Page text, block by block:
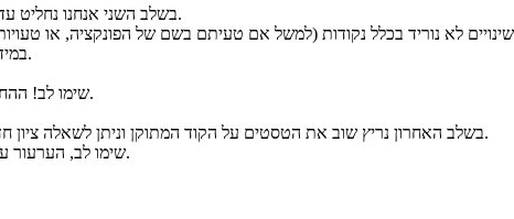
בשלב השני אנחנו נחליט עד כמה השינויים בערעור הם מהותיים ונחליט כמה נקודות להוריד עליהם.
במידה שנחליט שהשינויים הם רבים ו/או משמעותיים, לא נקבל את הערעור.
שימו לב! ההחלטה לגבי כמות ומהותיות השינויים היא החלטה בלעדית של סגל הקורס.
בשלב האחרון נריץ שוב את הטסטים על הקוד המתוקן וניתן לשאלה ציון חדש בהתאם לניקוד שנקבע לה בהתייחס לשינויים ולטסטים שהיא עברה.
שימו לב, הערעור על כל שאלה ייבדק בנפרד באופן בלתי תלוי מהערעורים בשאלות אחרות.